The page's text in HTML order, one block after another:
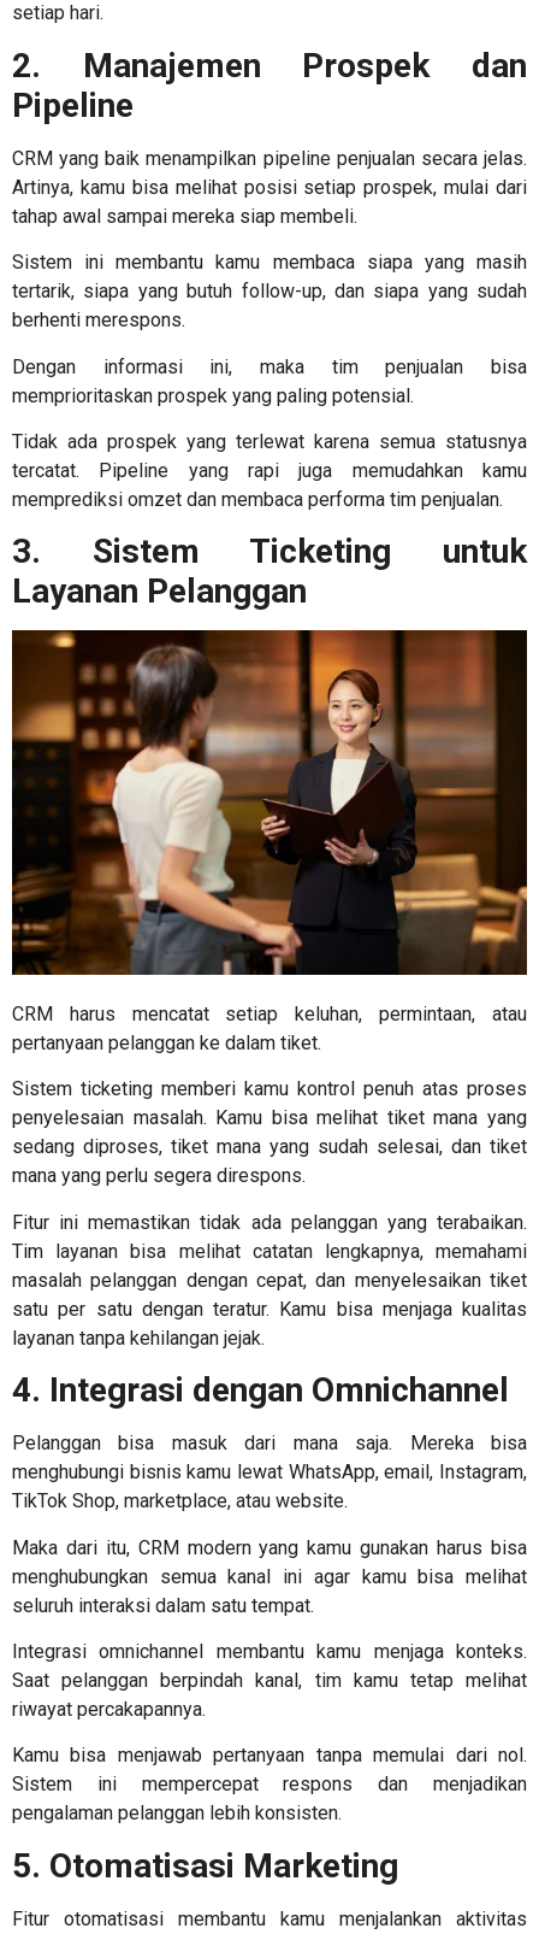
setiap hari.
2. Manajemen Prospek dan
Pipeline
CRM yang baik menampilkan pipeline penjualan secara jelas.
Artinya, kamu bisa melihat posisi setiap prospek, mulai dari
tahap awal sampai mereka siap membeli.
Sistem ini membantu kamu membaca siapa yang masih
tertarik, siapa yang butuh follow-up, dan siapa yang sudah
berhenti merespons.
Dengan informasi ini, maka tim penjualan bisa
memprioritaskan prospek yang paling potensial.
Tidak ada prospek yang terlewat karena semua statusnya
tercatat. Pipeline yang rapi juga memudahkan kamu
memprediksi omzet dan membaca performa tim penjualan.
3. Sistem Ticketing untuk
Layanan Pelanggan
CRM harus mencatat setiap keluhan, permintaan, atau
pertanyaan pelanggan ke dalam tiket.
Sistem ticketing memberi kamu kontrol penuh atas proses
penyelesaian masalah. Kamu bisa melihat tiket mana yang
sedang diproses, tiket mana yang sudah selesai, dan tiket
mana yang perlu segera direspons.
Fitur ini memastikan tidak ada pelanggan yang terabaikan.
Tim layanan bisa melihat catatan lengkapnya, memahami
masalah pelanggan dengan cepat, dan menyelesaikan tiket
satu per satu dengan teratur. Kamu bisa menjaga kualitas
layanan tanpa kehilangan jejak.
4. Integrasi dengan Omnichannel
Pelanggan bisa masuk dari mana saja. Mereka bisa
menghubungi bisnis kamu lewat WhatsApp, email, Instagram,
TikTok Shop, marketplace, atau website.
Maka dari itu, CRM modern yang kamu gunakan harus bisa
menghubungkan semua kanal ini agar kamu bisa melihat
seluruh interaksi dalam satu tempat.
Integrasi omnichannel membantu kamu menjaga konteks.
Saat pelanggan berpindah kanal, tim kamu tetap melihat
riwayat percakapannya.
Kamu bisa menjawab pertanyaan tanpa memulai dari nol.
Sistem ini mempercepat respons dan menjadikan
pengalaman pelanggan lebih konsisten.
5. Otomatisasi Marketing
Fitur otomatisasi membantu kamu menjalankan aktivitas